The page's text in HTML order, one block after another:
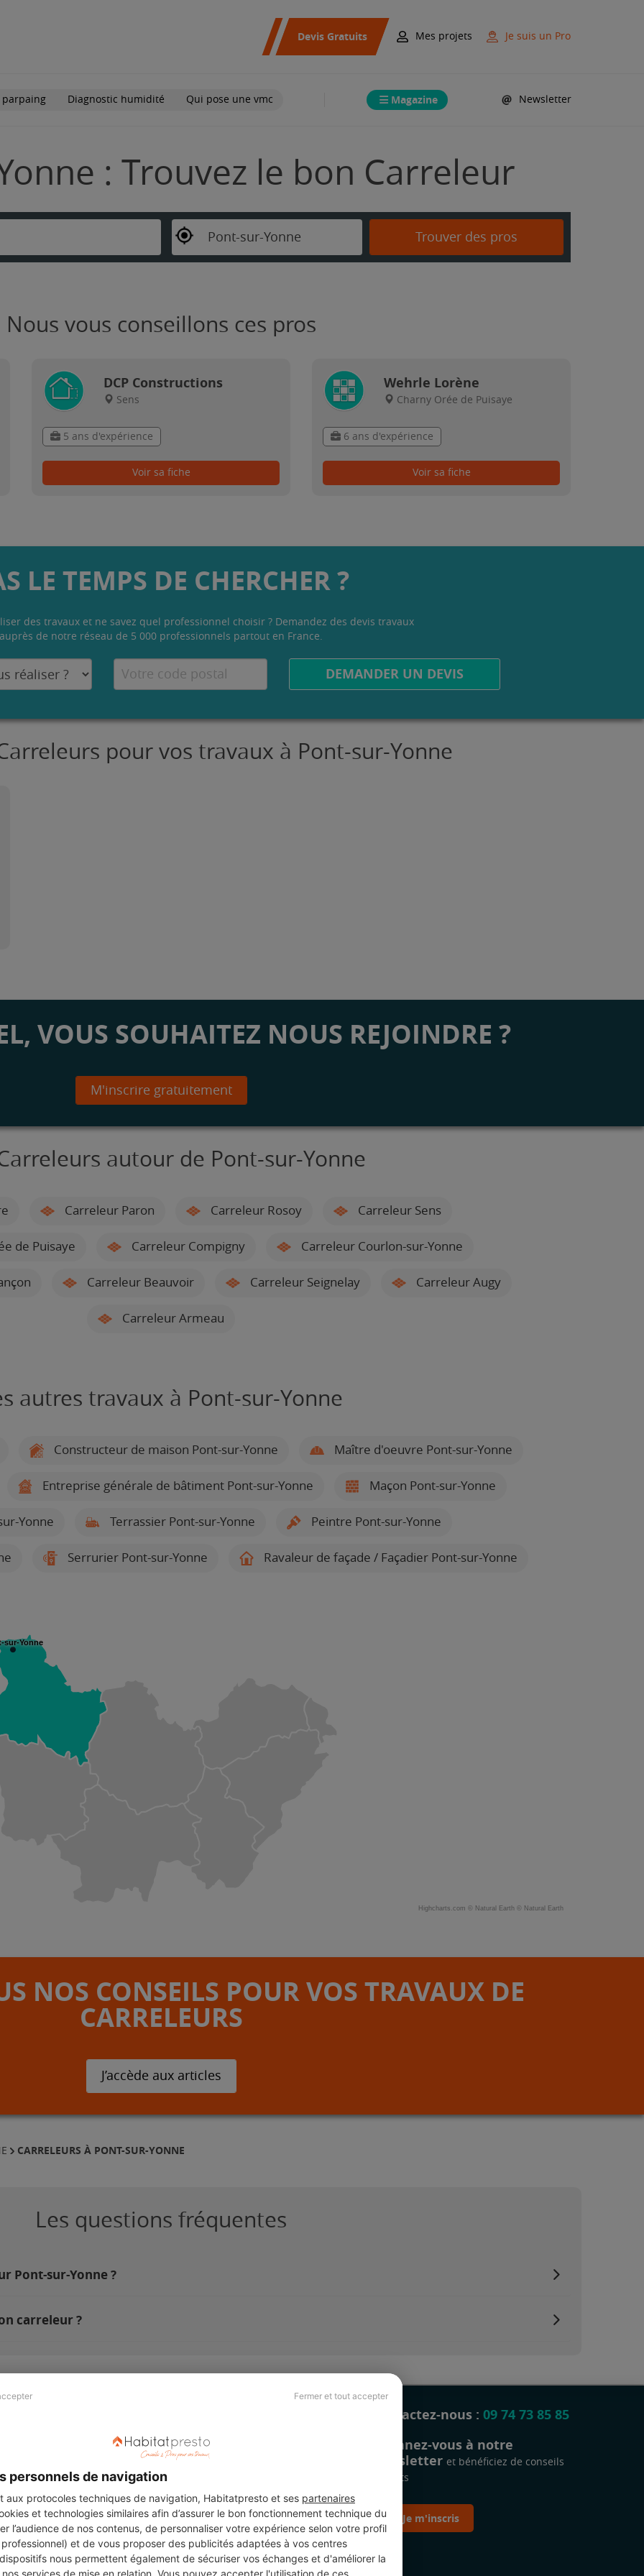
Fermer et tout accepter
personnels de navigation
aux protocoles techniques de navigation, Habitatpresto et ses partenaires
et technologies similaires afin d’assurer le bon fonctionnement technique du
l’audience de nos contenus, de personnaliser votre expérience selon votre profil
et de vous proposer des publicités adaptées à vos centres
nous permettent également de sécuriser vos échanges et d'améliorer la
services de mise en relation. Vous pouvez accepter l'utilisation de ces
Devis Gratuits Mes projets Je suis un Pro
Diagnostic humidité Qui pose une vmc Magazine Newsletter
: Trouvez le bon Carreleur
Pont-sur-Yonne Trouver des pros
Nous vous conseillons ces pros
DCP Constructions
Sens
5 ans d'expérience
Voir sa fiche
Wehrle Lorène
Charny Orée de Puisaye
6 ans d'expérience
Voir sa fiche
LE TEMPS DE CHERCHER ?
des travaux et ne savez quel professionnel choisir ? Demandez des devis travaux
auprès de notre réseau de 5 000 professionnels partout en France.
DEMANDER UN DEVIS
pour vos travaux à Pont-sur-Yonne
VOUS SOUHAITEZ NOUS REJOINDRE ?
M'inscrire gratuitement
autour de Pont-sur-Yonne
Carreleur Paron Carreleur Rosoy Carreleur Sens
de Puisaye Carreleur Compigny Carreleur Courlon-sur-Yonne
Carreleur Beauvoir Carreleur Seignelay Carreleur Augy
Carreleur Armeau
autres travaux à Pont-sur-Yonne
Constructeur de maison Pont-sur-Yonne Maître d'oeuvre Pont-sur-Yonne
Entreprise générale de bâtiment Pont-sur-Yonne Maçon Pont-sur-Yonne
Yonne Terrassier Pont-sur-Yonne Peintre Pont-sur-Yonne
Serrurier Pont-sur-Yonne Ravaleur de façade / Façadier Pont-sur-Yonne
sur-Yonne
Highcharts.com © Natural Earth © Natural Earth
NOS CONSEILS POUR VOS TRAVAUX DE
CARRELEURS
J’accède aux articles
CARRELEURS À PONT-SUR-YONNE
Les questions fréquentes
Pont-sur-Yonne ?
carreleur ?
Revue de presse
Légal
Charte cookies
Contactez-nous : 09 74 73 85 85
Abonnez-vous à notre
newsletter et bénéficiez de conseils
gratuits
Je m'inscris